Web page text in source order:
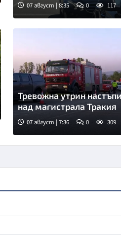
Снимка: БНТ
07 август | 8:35 0 117
Снимка: бТВ
Тревожна утрин
над магистрала Тракия
07 август | 7:36 0 309